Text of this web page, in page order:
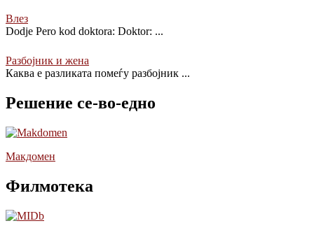
Влез
Dodje Pero kod doktora: Doktor: ...
Разбојник и жена
Каква е разликата помеѓу разбојник ...
Решение се-во-едно
Макдомен
Филмотека